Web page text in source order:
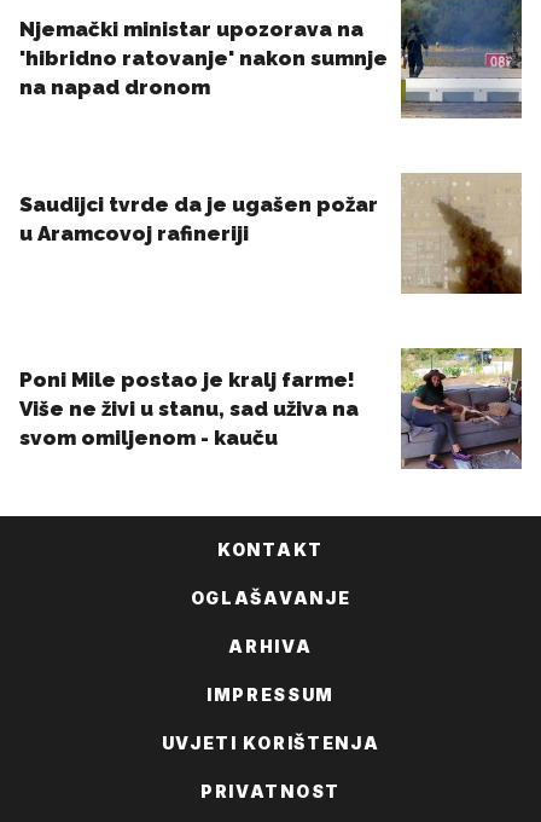
KONTAKT
OGLAŠAVANJE
ARHIVA
IMPRESSUM
UVJETI KORIŠTENJA
PRIVATNOST